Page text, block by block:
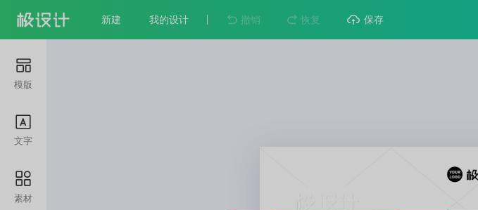
新建 我的设计 撤销 恢复 保存
模版
文字
素材